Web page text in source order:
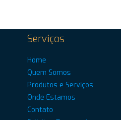
Serviços
Home
Quem Somos
Produtos e Serviços
Onde Estamos
Contato